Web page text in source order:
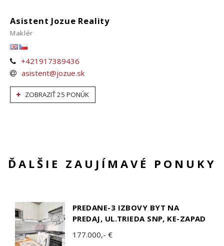
Asistent Jozue Reality
Maklér
+421917389436
asistent@jozue.sk
ZOBRAZIŤ 25 PONÚK
ĎALŠIE ZAUJÍMAVÉ PONUKY
PREDANE-3 IZBOVY BYT NA
PREDAJ, UL.TRIEDA SNP, KE-ZAPAD
177.000,- €